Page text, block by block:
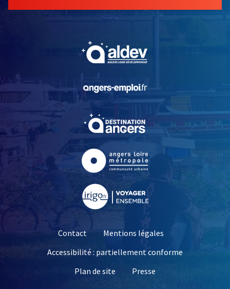
, Ouvre une nouvelle
, Ouvre une nouvelle
Contact
Mentions légales
Accessibilité : partiellement conforme
Plan de site
Presse